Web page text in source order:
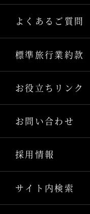
よくあるご質問
標準旅行業約款
お役立ちリンク
お問い合わせ
採用情報
サイト内検索